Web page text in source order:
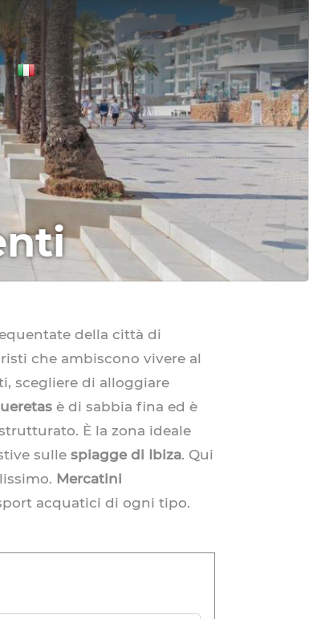
della città di
che ambiscono vivere al
scegliere di alloggiare
è di sabbia fina ed è
È la zona ideale
sulle spiagge di Ibiza. Qui
Mercatini
acquatici di ogni tipo.